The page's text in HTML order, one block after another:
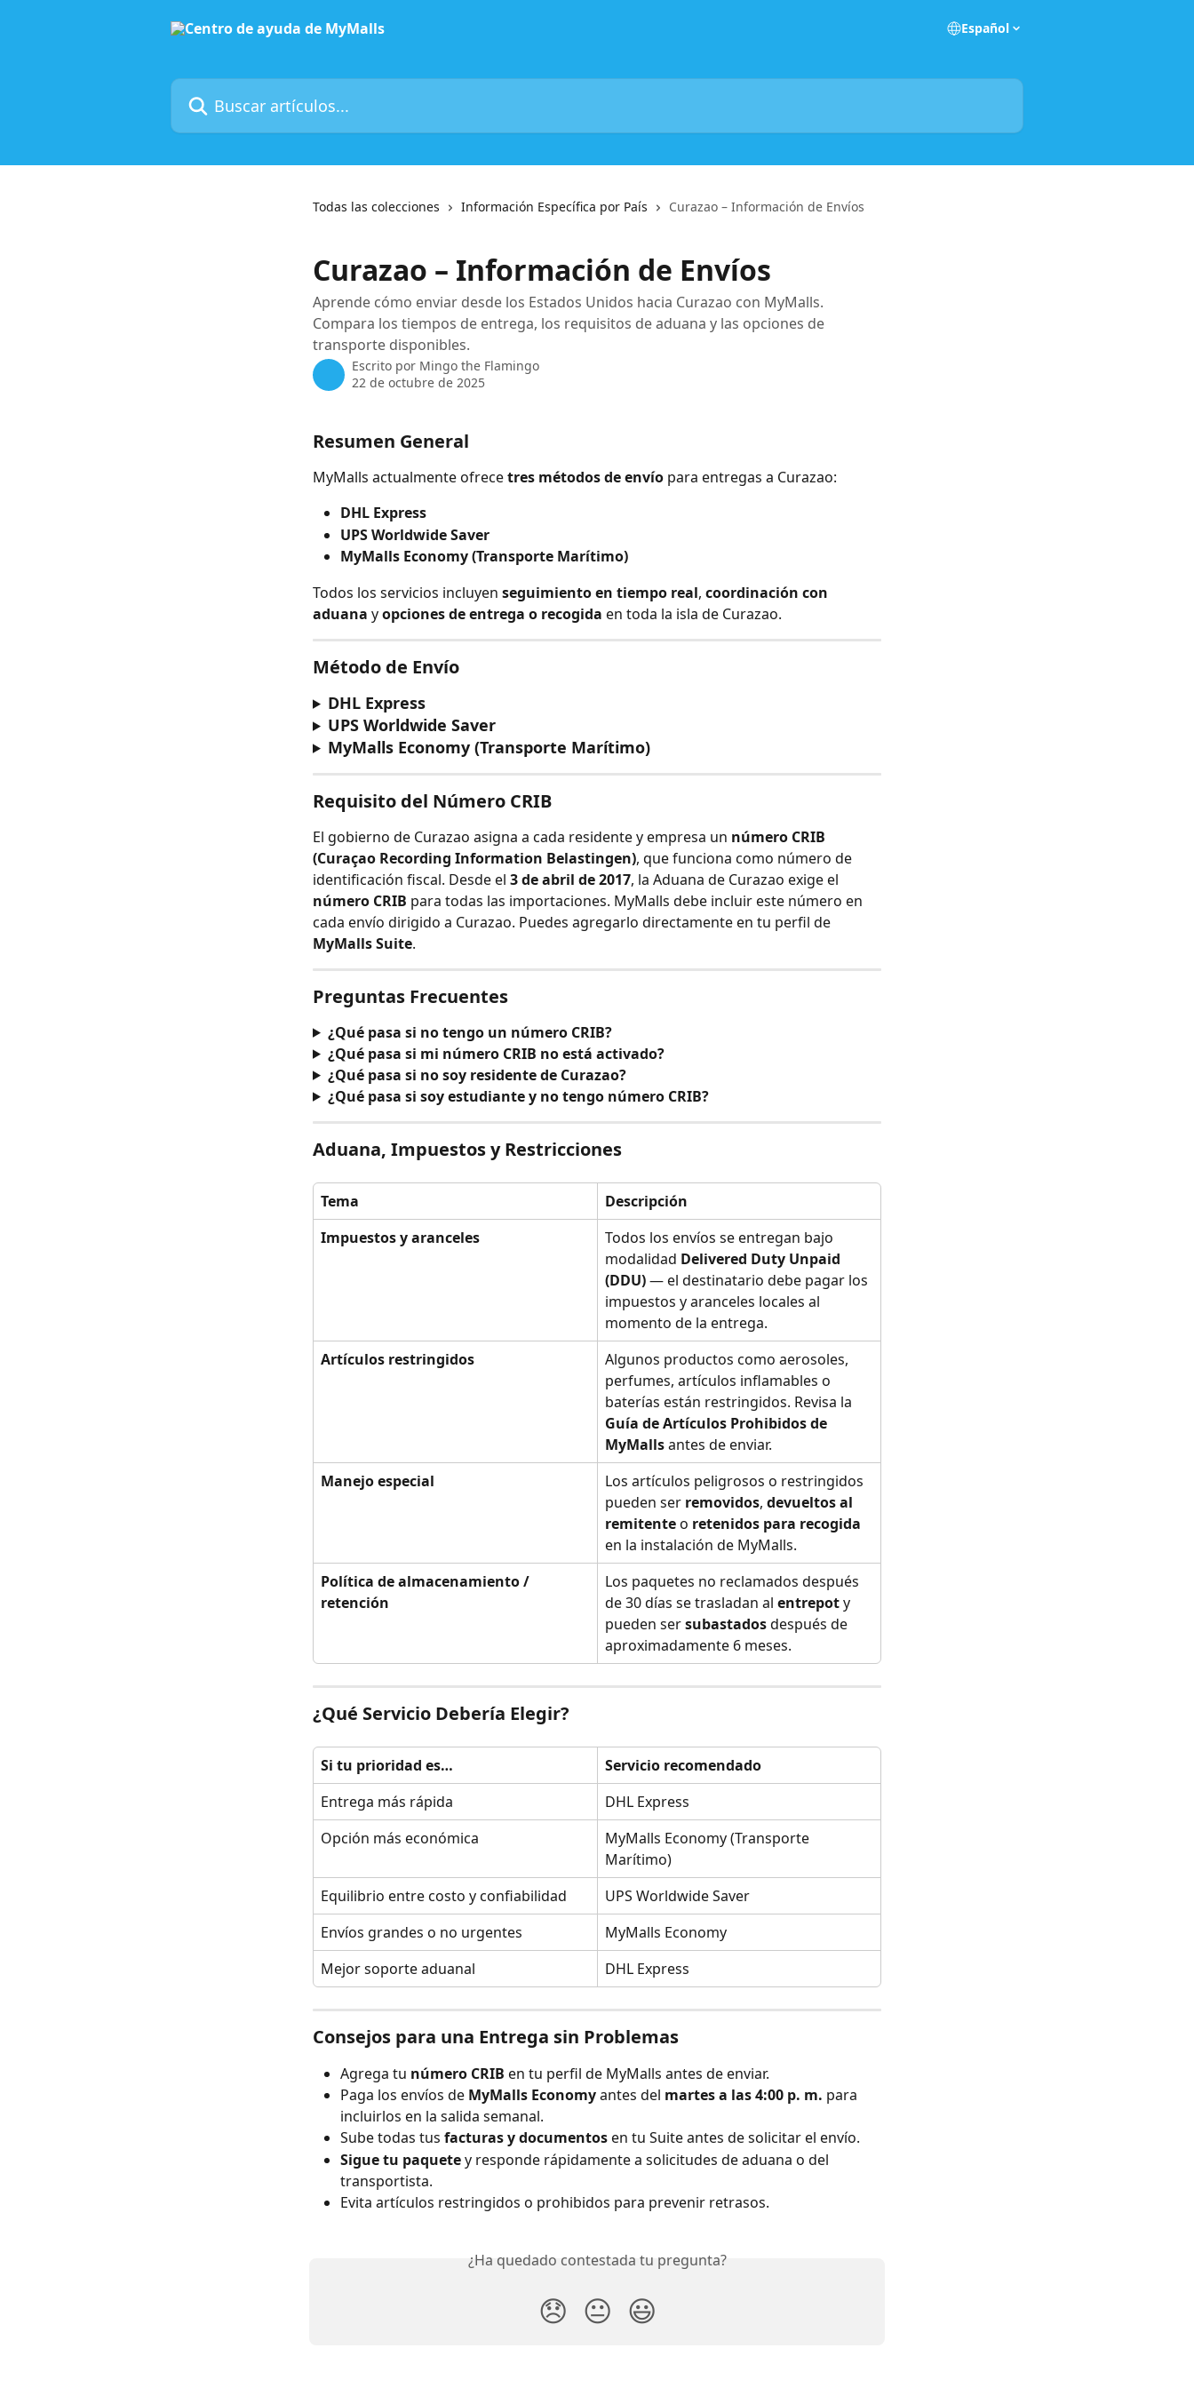
Español
Buscar artículos...
Todas las colecciones Información Específica por País Curazao – Información de Envíos
Curazao – Información de Envíos
Aprende cómo enviar desde los Estados Unidos hacia Curazao con MyMalls.
Compara los tiempos de entrega, los requisitos de aduana y las opciones de
transporte disponibles.
Escrito por Mingo the Flamingo
22 de octubre de 2025
Resumen General
MyMalls actualmente ofrece tres métodos de envío para entregas a Curazao:
DHL Express
UPS Worldwide Saver
MyMalls Economy (Transporte Marítimo)
Todos los servicios incluyen seguimiento en tiempo real, coordinación con
aduana y opciones de entrega o recogida en toda la isla de Curazao.
Método de Envío
DHL Express
UPS Worldwide Saver
MyMalls Economy (Transporte Marítimo)
Requisito del Número CRIB
El gobierno de Curazao asigna a cada residente y empresa un número CRIB
(Curaçao Recording Information Belastingen), que funciona como número de
identificación fiscal. Desde el 3 de abril de 2017, la Aduana de Curazao exige el
número CRIB para todas las importaciones. MyMalls debe incluir este número en
cada envío dirigido a Curazao. Puedes agregarlo directamente en tu perfil de
MyMalls Suite.
Preguntas Frecuentes
¿Qué pasa si no tengo un número CRIB?
¿Qué pasa si mi número CRIB no está activado?
¿Qué pasa si no soy residente de Curazao?
¿Qué pasa si soy estudiante y no tengo número CRIB?
Aduana, Impuestos y Restricciones
Tema
Descripción
Impuestos y aranceles
Todos los envíos se entregan bajo
modalidad Delivered Duty Unpaid
(DDU) — el destinatario debe pagar los
impuestos y aranceles locales al
momento de la entrega.
Artículos restringidos
Algunos productos como aerosoles,
perfumes, artículos inflamables o
baterías están restringidos. Revisa la
Guía de Artículos Prohibidos de
MyMalls antes de enviar.
Manejo especial
Los artículos peligrosos o restringidos
pueden ser removidos, devueltos al
remitente o retenidos para recogida
en la instalación de MyMalls.
Política de almacenamiento /
retención
Los paquetes no reclamados después
de 30 días se trasladan al entrepot y
pueden ser subastados después de
aproximadamente 6 meses.
¿Qué Servicio Debería Elegir?
Si tu prioridad es…
Servicio recomendado
Entrega más rápida
DHL Express
Opción más económica
MyMalls Economy (Transporte
Marítimo)
Equilibrio entre costo y confiabilidad
UPS Worldwide Saver
Envíos grandes o no urgentes
MyMalls Economy
Mejor soporte aduanal
DHL Express
Consejos para una Entrega sin Problemas
Agrega tu número CRIB en tu perfil de MyMalls antes de enviar.
Paga los envíos de MyMalls Economy antes del martes a las 4:00 p. m. para
incluirlos en la salida semanal.
Sube todas tus facturas y documentos en tu Suite antes de solicitar el envío.
Sigue tu paquete y responde rápidamente a solicitudes de aduana o del
transportista.
Evita artículos restringidos o prohibidos para prevenir retrasos.
¿Ha quedado contestada tu pregunta?
😞 😐 😃